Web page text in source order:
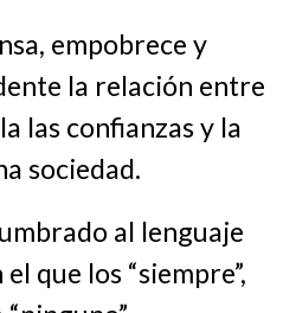
empobrece y
la relación entre
las confianzas y la
sociedad.
al lenguaje
que los “siempre”,